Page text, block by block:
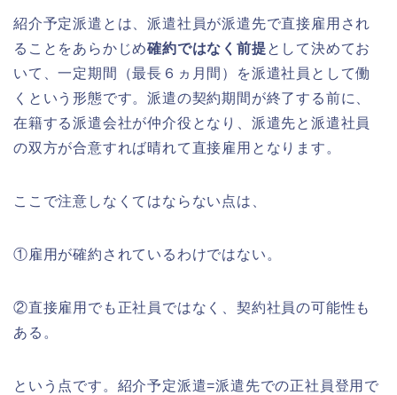
紹介予定派遣とは、派遣社員が派遣先で直接雇用され
ることをあらかじめ確約ではなく前提として決めてお
いて、一定期間（最長６ヵ月間）を派遣社員として働
くという形態です。派遣の契約期間が終了する前に、
在籍する派遣会社が仲介役となり、派遣先と派遣社員
の双方が合意すれば晴れて直接雇用となります。
ここで注意しなくてはならない点は、
①雇用が確約されているわけではない。
②直接雇用でも正社員ではなく、契約社員の可能性も
ある。
という点です。紹介予定派遣=派遣先での正社員登用で